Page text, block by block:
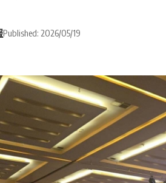
Published: 2026/05/19